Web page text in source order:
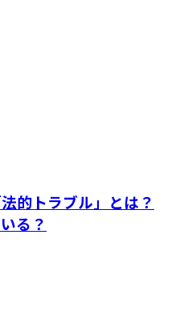
的トラブル」とは？
る？